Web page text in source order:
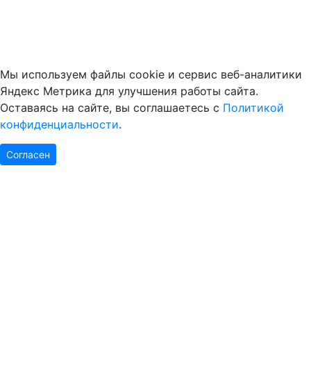
Мы используем файлы cookie и сервис веб-аналитики
Яндекс Метрика для улучшения работы сайта.
Оставаясь на сайте, вы соглашаетесь с Политикой
конфиденциальности.
Согласен